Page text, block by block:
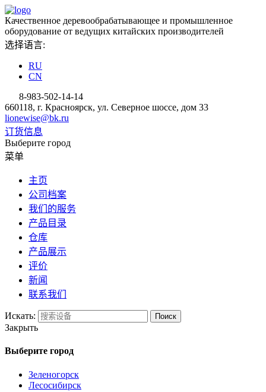
Качественное деревообрабатывающее и промышленное
оборудование от ведущих китайских производителей
选择语言:
RU
CN
8-983-502-14-14
660118, г. Красноярск, ул. Северное шоссе, дом 33
lionewise@bk.ru
订货信息
Выберите город
菜单
主页
公司档案
我们的服务
产品目录
仓库
产品展示
评价
新闻
联系我们
Искать: Поиск
Закрыть
Выберите город
Зеленогорск
Лесосибирск